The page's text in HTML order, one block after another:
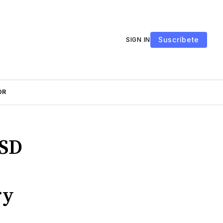
SIGN IN Suscríbete